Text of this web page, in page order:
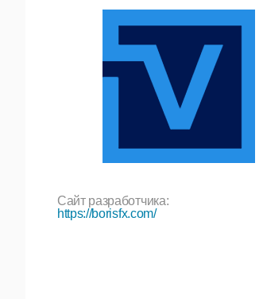
Сайт разработчика:
https://borisfx.com/